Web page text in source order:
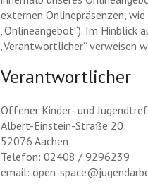
externen Onlinepräsenzen,
„Onlineangebot“). Im Hinblick
„Verantwortlicher“ verweisen
Verantwortlicher
Offener Kinder- und
Albert-Einstein-Straße 20
52076 Aachen
Telefon: 02408 / 9296239
email: open-